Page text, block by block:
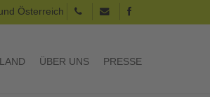
Österreich
ÜBER UNS PRESSE